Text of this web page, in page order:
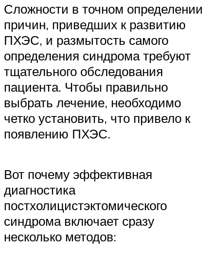
Сложности в точном определении
причин, приведших к развитию
ПХЭС, и размытость самого
определения синдрома требуют
тщательного обследования
пациента. Чтобы правильно
выбрать лечение, необходимо
четко установить, что привело к
появлению ПХЭС.
Вот почему эффективная
диагностика
постхолицистэктомического
синдрома включает сразу
несколько методов: